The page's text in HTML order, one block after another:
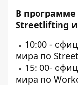
В
Streetlifting и
10:00 -
мира по
15: 00-
мира по